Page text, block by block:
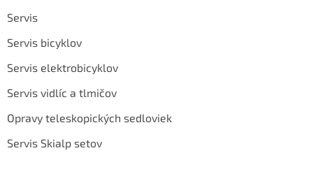
Servis
Servis bicyklov
Servis elektrobicyklov
Servis vidlíc a tlmičov
Opravy teleskopických sedloviek
Servis Skialp setov